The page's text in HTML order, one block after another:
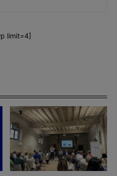
limit=4]